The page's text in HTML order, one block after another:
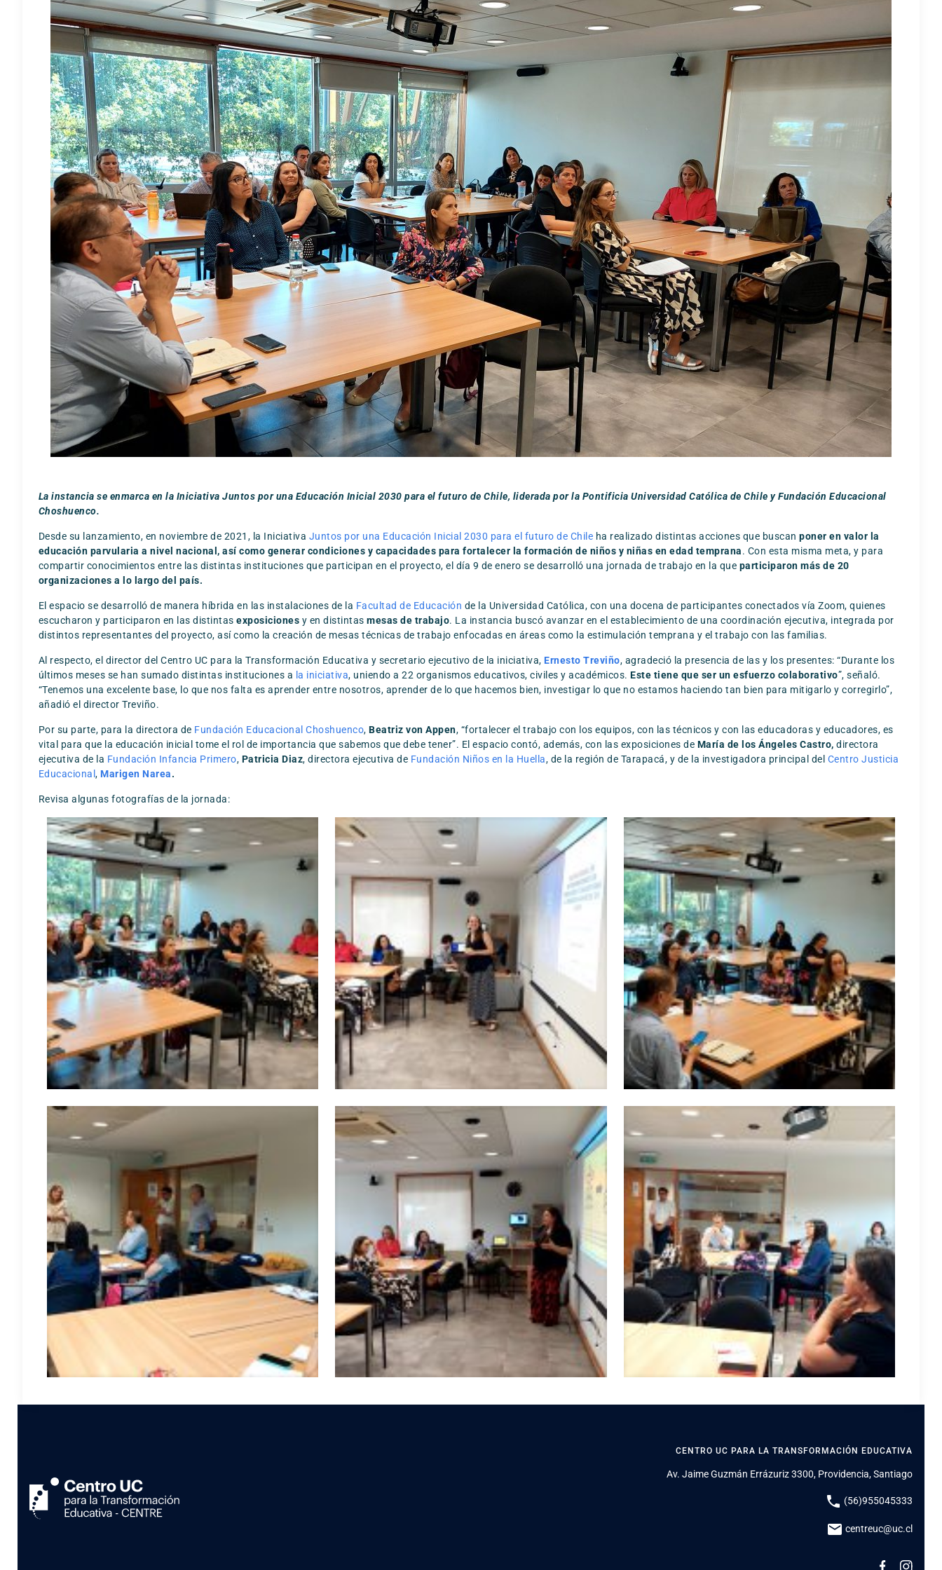
La instancia se enmarca en la Iniciativa Juntos por una Educación Inicial 2030 para el futuro de Chile, liderada por la Pontificia Universidad Católica de Chile y Fundación Educacional
Choshuenco.
Desde su lanzamiento, en noviembre de 2021, la Iniciativa Juntos por una Educación Inicial 2030 para el futuro de Chile ha realizado distintas acciones que buscan poner en valor la
educación parvularia a nivel nacional, así como generar condiciones y capacidades para fortalecer la formación de niños y niñas en edad temprana. Con esta misma meta, y para
compartir conocimientos entre las distintas instituciones que participan en el proyecto, el día 9 de enero se desarrolló una jornada de trabajo en la que participaron más de 20
organizaciones a lo largo del país.
El espacio se desarrolló de manera híbrida en las instalaciones de la Facultad de Educación de la Universidad Católica, con una docena de participantes conectados vía Zoom, quienes
escucharon y participaron en las distintasexposiciones y en distintas mesas de trabajo. La instancia buscó avanzar en el establecimiento de una coordinación ejecutiva, integrada por
distintos representantes del proyecto, así como la creación de mesas técnicas de trabajo enfocadas en áreas como la estimulación temprana y el trabajo con las familias.
Al respecto, el director del Centro UC para la Transformación Educativa y secretario ejecutivo de la iniciativa, Ernesto Treviño, agradeció la presencia de las y los presentes: “Durante los
últimos meses se han sumado distintas instituciones a la iniciativa, uniendo a 22 organismos educativos, civiles y académicos.Este tiene que ser un esfuerzo colaborativo”, señaló.
“Tenemos una excelente base, lo que nos falta es aprender entre nosotros, aprender de lo que hacemos bien, investigar lo que no estamos haciendo tan bien para mitigarlo y corregirlo”,
añadió el director Treviño.
Por su parte, para la directora de Fundación Educacional Choshuenco,Beatriz von Appen, “fortalecer el trabajo con los equipos, con las técnicos y con las educadoras y educadores, es
vital para que la educación inicial tome el rol de importancia que sabemos que debe tener”. El espacio contó, además, con las exposiciones de María de los Ángeles Castro, directora
ejecutiva de la Fundación Infancia Primero, Patricia Diaz, directora ejecutiva de Fundación Niños en la Huella, de la región de Tarapacá, y de la investigadora principal del Centro Justicia
Educacional, Marigen Narea.
Revisa algunas fotografías de la jornada:
CENTRO UC PARA LA TRANSFORMACIÓN EDUCATIVA
Av. Jaime Guzmán Errázuriz 3300, Providencia, Santiago
phone (56)955045333
mail centreuc@uc.cl